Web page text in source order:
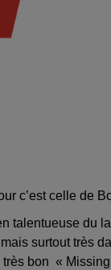
c’est celle de
talentueuse du
surtout très
bon «